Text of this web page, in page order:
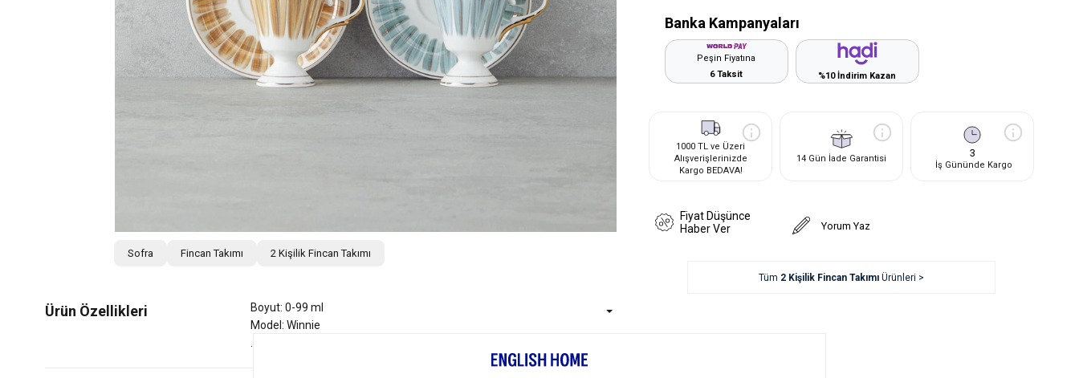
Sofra Fincan Takımı 2 Kişilik Fincan Takımı
Ürün Özellikleri
Boyut: 0-99 ml
Model: Winnie
Banka Kampanyaları
Peşin Fiyatına
6 Taksit
%10 İndirim Kazan
1000 TL ve Üzeri
Alışverişlerinizde
Kargo BEDAVA!
14 Gün İade Garantisi 3
İş Gününde Kargo
Fiyat Düşünce
Haber Ver
Yorum Yaz
Tüm 2 Kişilik Fincan Takımı Ürünleri >